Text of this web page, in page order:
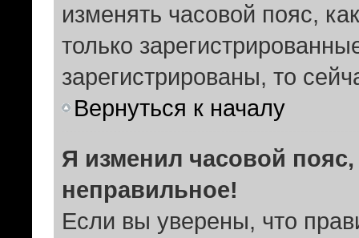
изменять часовой пояс,
только
зарегистрированы, то
Вернуться к началу
Я изменил часовой
неправильное!
Если вы уверены, что